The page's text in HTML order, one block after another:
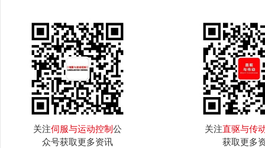
关注伺服与运动控制公
众号获取更多资讯
关注直驱与传
获取更多